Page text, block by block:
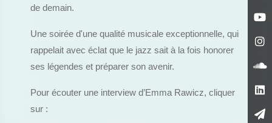
de demain.
Une soirée d'une qualité musicale exceptionnelle, qui
rappelait avec éclat que le jazz sait à la fois honorer
ses légendes et préparer son avenir.
Pour écouter une interview d’Emma Rawicz, cliquer
sur :